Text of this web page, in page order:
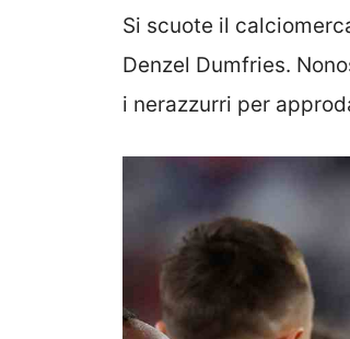
Si scuote il
Denzel Dumfries.
i nerazzurri per